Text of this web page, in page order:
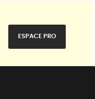
ESPACE PRO